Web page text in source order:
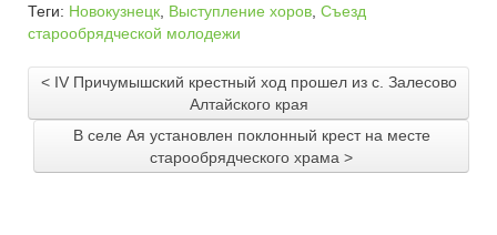
Теги: Новокузнецк Выступление хоров Съезд
старообрядческой молодежи
< IV Причумышский крестный ход прошел из с. Залесово
Алтайского края
В селе Ая установлен поклонный крест на месте
старообрядческого храма >